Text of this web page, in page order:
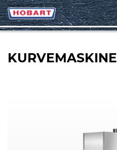
KURVEMASKINE